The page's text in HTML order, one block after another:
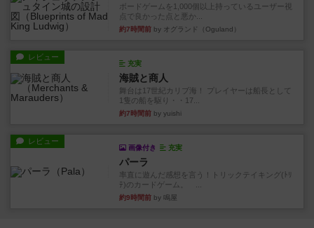
ボードゲームを1,000個以上持っているユーザー視
点で良かった点と悪か...
約7時間前 by オグランド（Oguland）
レビュー
充実
海賊と商人
舞台は17世紀カリブ海！ プレイヤーは船長として
1隻の船を駆り・・17...
約7時間前 by yuishi
レビュー
画像付き 充実
パーラ
率直に遊んだ感想を言う！トリックテイキング(ﾄﾘ
ﾃ)のカードゲーム。 ...
約9時間前 by 鳴屋